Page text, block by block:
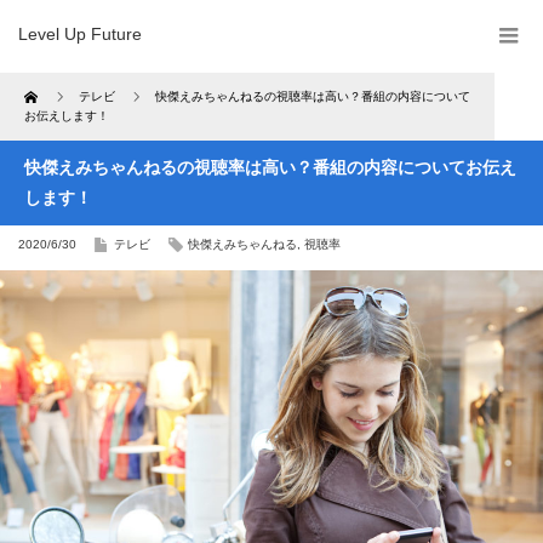
Level Up Future
Home テレビ
快傑えみちゃんねるの視聴率は高い？番組の内容について
お伝えします！
快傑えみちゃんねるの視聴率は高い？番組の内容についてお伝え
します！
2020/6/30 テレビ 快傑えみちゃんねる 視聴率